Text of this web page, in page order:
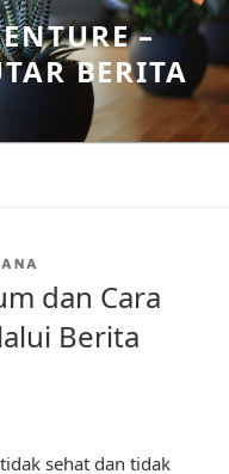
–
BERITA
dan Cara
Berita
sehat dan tidak